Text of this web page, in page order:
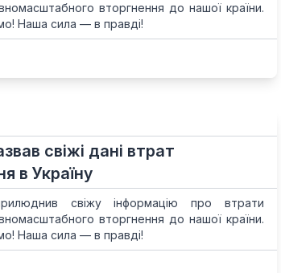
вторгнення до нашої країни.
Наша сила — в правді!
свіжі дані втрат
в Україну
свіжу інформацію про втрати
вторгнення до нашої країни.
Наша сила — в правді!